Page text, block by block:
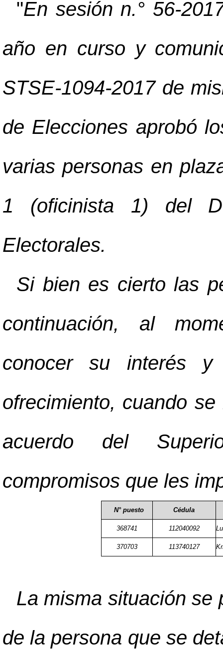
"En sesión n.° 56-
año en curso y
STSE-1094-2017 de
de Elecciones aprobó
varias personas en
1 (oficinista 1) del
Electorales.
Si bien es cierto las
continuación, al
conocer su interés y
ofrecimiento, cuando
acuerdo del
compromisos que les
N° puesto Cédula
368741 112040092
370703 113740127
La misma situación se
de la persona que se